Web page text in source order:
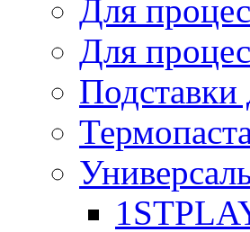
Для
Для
Подставки